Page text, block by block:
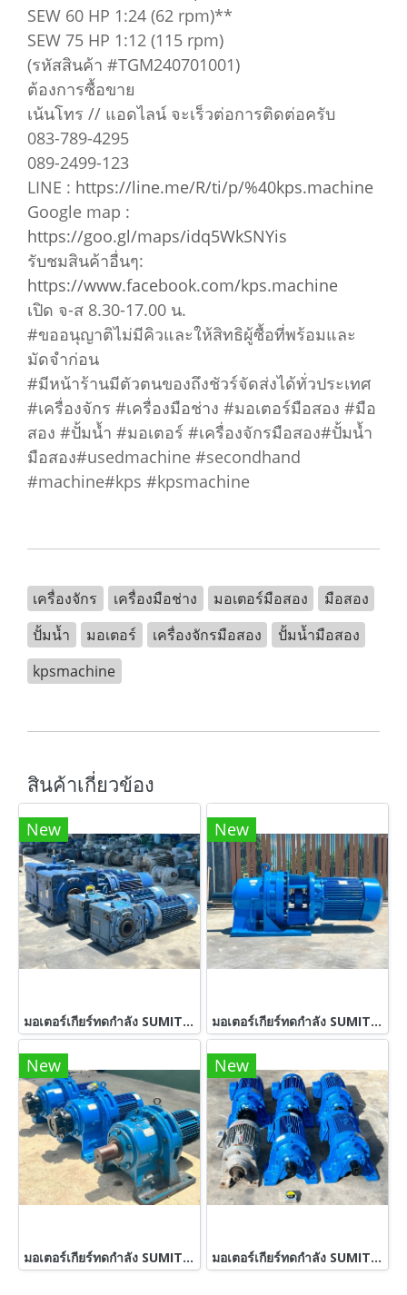
SEW 60 HP 1:24 (62 rpm)**
SEW 75 HP 1:12 (115 rpm)
(รหัสสินค้า #TGM240701001)
ต้องการซื้อขาย
เน้นโทร // แอดไลน์ จะเร็วต่อการติดต่อครับ
083-789-4295
089-2499-123
LINE : https://line.me/R/ti/p/%40kps.machine
Google map :
https://goo.gl/maps/idq5WkSNYis
รับชมสินค้าอื่นๆ:
https://www.facebook.com/kps.machine
เปิด จ-ส 8.30-17.00 น.
#ขออนุญาติไม่มีคิวและให้สิทธิผู้ซื้อที่พร้อมและ
มัดจำก่อน
#มีหน้าร้านมีตัวตนของถึงชัวร์จัดส่งได้ทั่วประเทศ
#เครื่องจักร #เครื่องมือช่าง #มอเตอร์มือสอง #มือ
สอง #ปั้มน้ำ #มอเตอร์ #เครื่องจักรมือสอง#ปั้มน้ำ
มือสอง#usedmachine #secondhand
#machine#kps #kpsmachine
เครื่องจักร เครื่องมือช่าง มอเตอร์มือสอง
มือสอง
ปั้มน้ำ
มอเตอร์ เครื่องจักรมือสอง
ปั้มน้ำมือสอง
kpsmachine
สินค้าเกี่ยวข้อง
New
มอเตอร์เกียร์ทดกำลัง SUMITOMO JAPANขนาด 7.5 HP (ทรงเพลาทะลุ) 380V รุ่นพิเศษมีเบรคในตัว เข้ามา 2 คู่ 4 ตัว
New
มอเตอร์เกียร์ทดกำลัง SUMITOMO JAPAN ขนาด 60 HP อัตราทด 1 : 43 ( 22 rpm ) 380V รุ่นใหญ่งานหนัก Heavy Deuty
New
มอเตอร์เกียร์ทดกำลัง SUMITOMO JAPAN ขนาด 5 HP อัตราทด 1 : 87 ( 17 rpm ) 380V เข้ามา 3 ตัว
New
มอเตอร์เกียร์ทดกำลัง SUMITOMO JAPAN ขนาด 5 HP 380V สภาพสวยพร้อมใช้ เข้ามา 7 ตัว